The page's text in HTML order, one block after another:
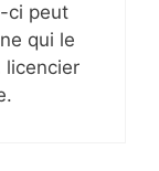
ci peut
qui le
licencier